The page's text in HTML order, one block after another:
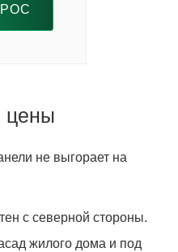
цены
не выгорает на
с северной стороны.
жилого дома и под